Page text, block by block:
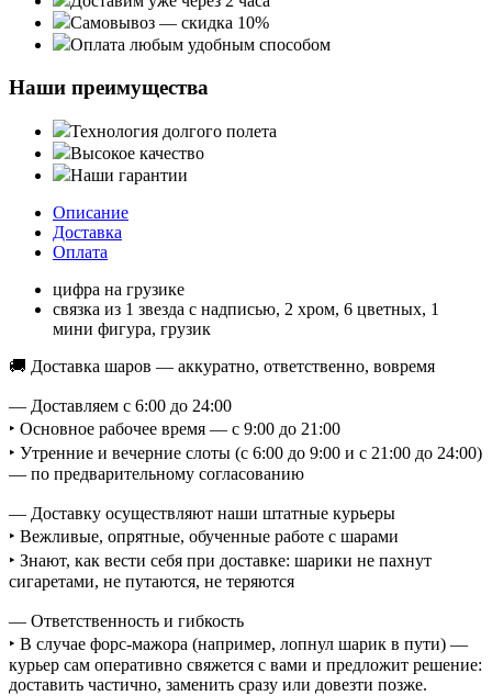
Самовывоз — скидка 10%
Оплата любым удобным способом
Наши преимущества
Технология долгого полета
Высокое качество
Наши гарантии
Описание
Доставка
Оплата
цифра на грузике
связка из 1 звезда с надписью, 2 хром, 6 цветных, 1
мини фигура, грузик
🚚 Доставка шаров — аккуратно, ответственно, вовремя
— Доставляем с 6:00 до 24:00
‣ Основное рабочее время — с 9:00 до 21:00
‣ Утренние и вечерние слоты (с 6:00 до 9:00 и с 21:00 до 24:00)
— по предварительному согласованию
— Доставку осуществляют наши штатные курьеры
‣ Вежливые, опрятные, обученные работе с шарами
‣ Знают, как вести себя при доставке: шарики не пахнут
сигаретами, не путаются, не теряются
— Ответственность и гибкость
‣ В случае форс-мажора (например, лопнул шарик в пути) —
курьер сам оперативно свяжется с вами и предложит решение:
доставить частично, заменить сразу или довезти позже.